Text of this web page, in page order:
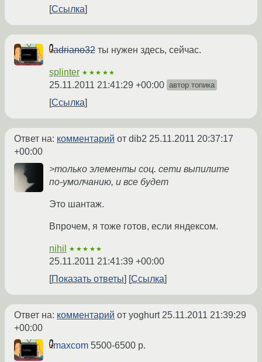
Ссылка
adriano32 ты нужен здесь, сейчас.
splinter ★★★★★
25.11.2011 21:41:29 +00:00 автор топика
Ссылка
Ответ на: комментарий от dib2 25.11.2011 20:37:17
+00:00
>только элементы соц. сети выпилите
по-умолчанию, и все будет
Это шантаж.
Впрочем, я тоже готов, если яндексом.
nihil ★★★★★
25.11.2011 21:41:39 +00:00
Показать ответы
Ссылка
Ответ на: комментарий от yoghurt25.11.2011 21:39:29
+00:00
maxcom 5500-6500 р.